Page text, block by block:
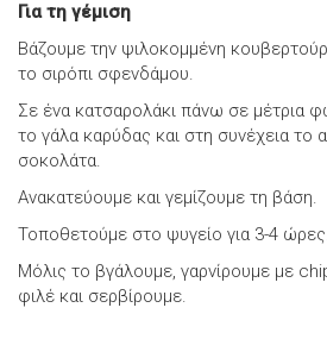
Για τη γέμιση
Βάζουμε την ψιλοκομμένη
το σιρόπι σφενδάμου.
Σε ένα κατσαρολάκι πάνω σε μέτρια
το γάλα καρύδας και στη συνέχεια το
σοκολάτα.
Ανακατεύουμε και γεμίζουμε τη βάση.
Τοποθετούμε στο ψυγείο για 3-4
Μόλις το βγάλουμε, γαρνίρουμε με
φιλέ και σερβίρουμε.